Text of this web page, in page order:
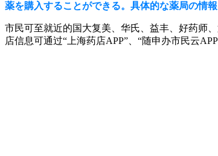
薬を購入することができる。具体的な薬局の情
市民可至就近的国大复美、华氏、益丰、好药师
店信息可通过“上海药店APP”、“随申办市民云